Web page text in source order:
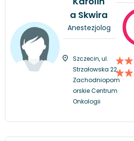
a Skwira
Anestezjolog
Szczecin, ul.
Strzałowska 22,
Zachodniopom
orskie Centrum
Onkologii